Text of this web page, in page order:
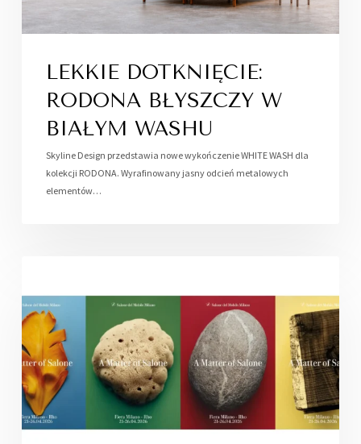
LEKKIE DOTKNIĘCIE:
RODONA BŁYSZCZY W
BIAŁYM WASHU
Skyline Design przedstawia nowe wykończenie WHITE WASH dla
kolekcji RODONA. Wyrafinowany jasny odcień metalowych
elementów…